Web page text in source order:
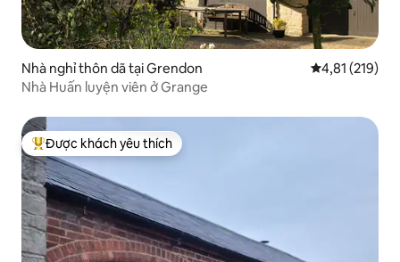
Nhà nghỉ thôn dã tại Grendon Xếp hạng
4,81 (219)
Nhà Huấn luyện viên ở Grange
Được khách yêu thích nhất
Được khách yêu thích